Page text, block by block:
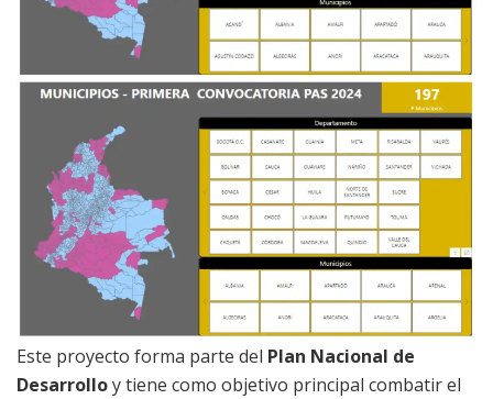
Este proyecto forma parte del Plan Nacional de
Desarrolloy tiene como objetivo principal combatir el